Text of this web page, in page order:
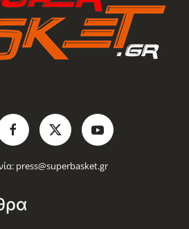
press@superbasket.gr